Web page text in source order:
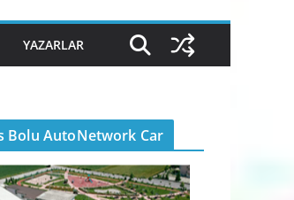
YAZARLAR
Bolu AutoNetwork Car